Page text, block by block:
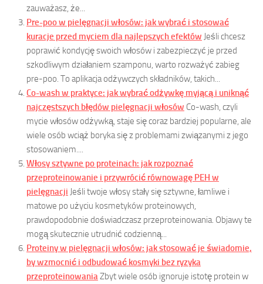
zauważasz, że...
Pre-poo w pielęgnacji włosów: jak wybrać i stosować
kuracje przed myciem dla najlepszych efektów Jeśli chcesz
poprawić kondycję swoich włosów i zabezpieczyć je przed
szkodliwym działaniem szamponu, warto rozważyć zabieg
pre-poo. To aplikacja odżywczych składników, takich...
Co-wash w praktyce: jak wybrać odżywkę myjącą i uniknąć
najczęstszych błędów pielęgnacji włosów Co-wash, czyli
mycie włosów odżywką, staje się coraz bardziej popularne, ale
wiele osób wciąż boryka się z problemami związanymi z jego
stosowaniem....
Włosy sztywne po proteinach: jak rozpoznać
przeproteinowanie i przywrócić równowagę PEH w
pielęgnacji Jeśli twoje włosy stały się sztywne, łamliwe i
matowe po użyciu kosmetyków proteinowych,
prawdopodobnie doświadczasz przeproteinowania. Objawy te
mogą skutecznie utrudnić codzienną...
Proteiny w pielęgnacji włosów: jak stosować je świadomie,
by wzmocnić i odbudować kosmyki bez ryzyka
przeproteinowania Zbyt wiele osób ignoruje istotę protein w